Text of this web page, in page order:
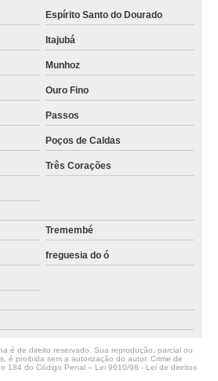
Espírito Santo do Dourado
Itajubá
Munhoz
Ouro Fino
Passos
Poços de Caldas
Três Corações
Tremembé
freguesia do ó
é de direito reservado. Sua reprodução, parcial ou
é proibida sem a autorização do autor. Crime de
184 do Código Penal – Lei 9610/98 - Lei de direitos